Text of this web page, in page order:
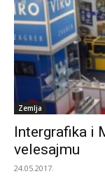
Zemlja
Intergrafika i
velesajmu
24.05.2017.